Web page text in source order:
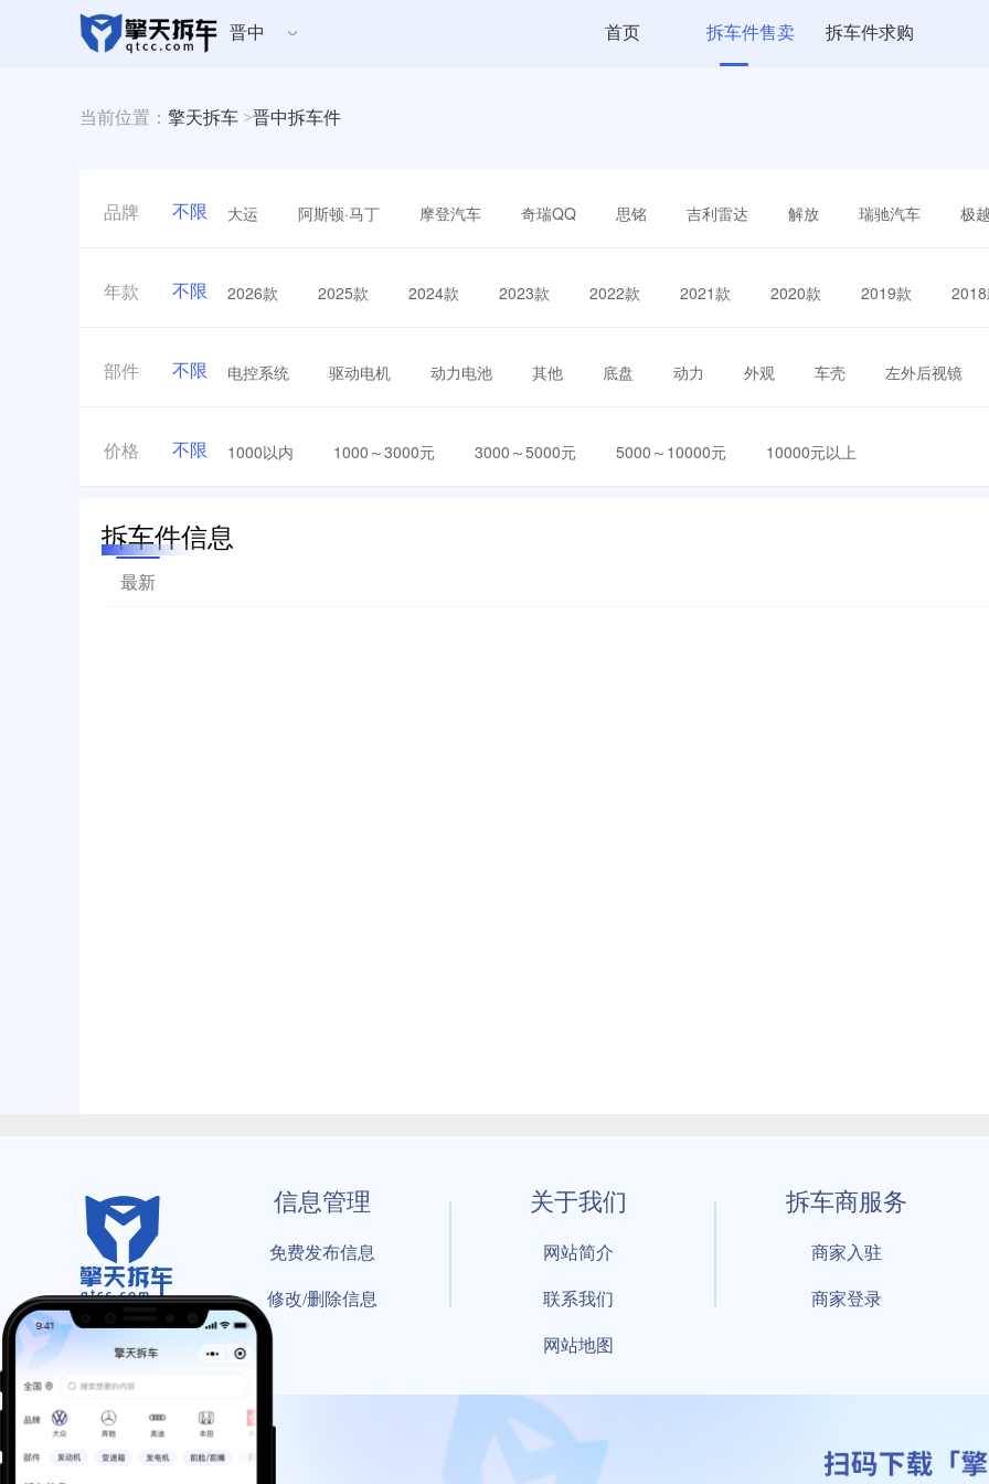
晋中 首页 拆车件售卖 拆车件求购
当前位置： 擎天拆车 >晋中拆车件
品牌 不限 大运 阿斯顿·马丁 摩登汽车 奇瑞QQ 思铭 吉利雷达 解放 瑞驰汽车 极
年款 不限 2026款 2025款 2024款 2023款 2022款 2021款 2020款 2019款
部件 不限 电控系统 驱动电机 动力电池 其他 底盘 动力 外观 车壳 左外后视镜
价格 不限 1000以内 1000～3000元 3000～5000元 5000～10000元 10000元以上
拆车件信息
最新
信息管理
免费发布信息
修改/删除信息
关于我们
网站简介
联系我们
网站地图
拆车商服务
商家入驻
商家登录
© 2021 By 擎天拆车-买卖拆车件，擎天拆车好省快 All Rights Reserved
工信部备案号：鲁ICP备18021004号-17 公安部备案号： 鲁公网安备